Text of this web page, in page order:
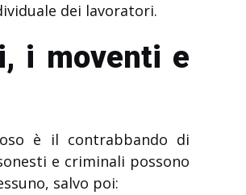
dei lavoratori.
i moventi e
è il contrabbando di
e criminali possono
salvo poi: